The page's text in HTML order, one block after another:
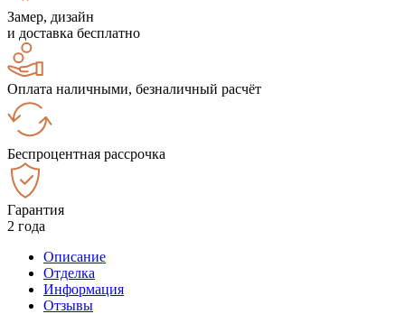
Замер, дизайн
и доставка бесплатно
Оплата наличными, безналичный расчёт
Беспроцентная рассрочка
Гарантия
2 года
Описание
Отделка
Информация
Отзывы